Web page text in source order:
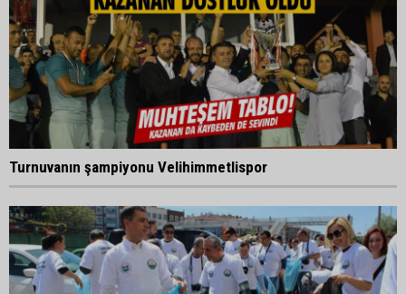
Turnuvanın şampiyonu Velihimmetlispor